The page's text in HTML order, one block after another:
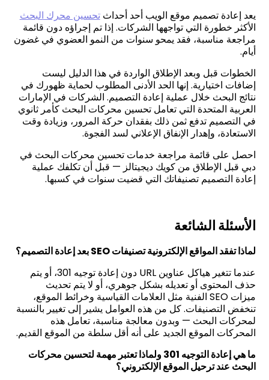
يعد إعادة تصميم موقع الويب أحد أحداثتحسين محرك البحث
الأكثر خطورة التي تواجهها الشركات. إذا تم إجراؤه دون قائمة
مراجعة مناسبة، فقد يمحو سنوات من النمو العضوي في غضون
أيام.
الخطوات قبل وبعد الإطلاق الواردة في هذا الدليل ليست
إضافات اختيارية. إنها الحد الأدنى المطلوب لحماية ظهورك في
نتائج البحث خلال عملية إعادة التصميم. الشركات في الإمارات
العربية المتحدة التي تعامل تحسين محركات البحث كأمر ثانوي
في التصميم تدفع ثمن ذلك بفقدان حركة المرور، وزيادة وقت
الاستعادة، وإهدار الإنفاق الإعلاني لسد الفجوة.
احصل على قائمة مراجعة خدمات تحسين محركات البحث في
دبي قبل الإطلاق من كويك ديجيتالز — قبل أن تكلفك عملية
إعادة التصميم تصنيفاتك التي قضيت سنوات في كسبها.
الأسئلة الشائعة
لماذا تفقد المواقع الإلكترونية تصنيفاتSEOبعد إعادة التصميم؟
عندما تتغير هياكل عناوين URL
دون إعادة توجيه 301، أو يتم
حذف المحتوى أو تعديله بشكل جوهري، أو لا يتم تحديث
ميزات SEO الفنية مثل العلامات القياسية وخرائط الموقع،
تنخفض التصنيفات. كل من هذه العوامل يشير إلى تغيير بالنسبة
لمحركات البحث — وبدون معالجة مناسبة، تعامل هذه
المحركات الموقع الجديد على أنه أقل سلطة من الموقع القديم.
ما هي إعادة التوجيه 301 ولماذا تعتبر مهمة لتحسين محركات
البحث عند ترحيل الموقع الإلكتروني؟